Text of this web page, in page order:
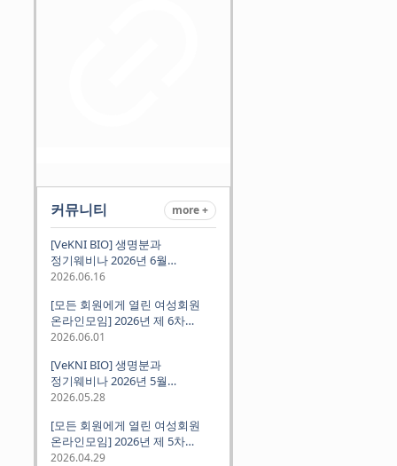
커뮤니티 more +
[VeKNI BIO] 생명분과
정기웨비나 2026년 6월
(2026.06.18 Thu 9:00PM)
2026.06.16
[모든 회원에게 열린 여성회원
온라인모임] 2026년 제 6차
정기모임 (6월 10일 수요일 저녁
2026.06.01
[VeKNI BIO] 생명분과
정기웨비나 2026년 5월
(2026.05.28 Thu 9:00PM)
2026.05.28
[모든 회원에게 열린 여성회원
온라인모임] 2026년 제 5차
정기모임 (5월 12일 화요일 저녁
2026.04.29